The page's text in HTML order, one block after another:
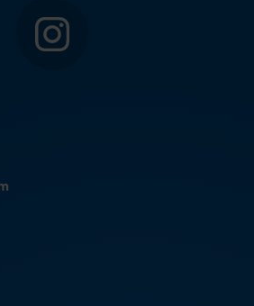
인스타그램